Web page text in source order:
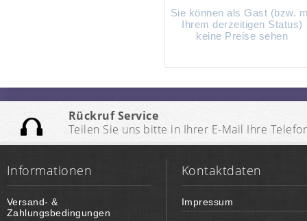
Sie können als Gast (bzw.
Ihrem derzeitigen Status)
keine Preise sehen
Rückruf Service
Teilen Sie uns bitte in Ihrer E-Mail Ihre
Informationen
Versand- &
Zahlungsbedingungen
Kontaktdaten
Impressum